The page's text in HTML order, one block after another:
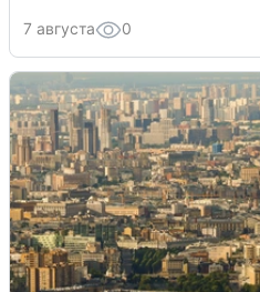
7 августа 0